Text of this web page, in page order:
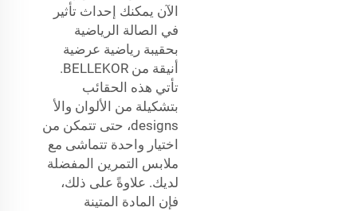
الآن يمكنك إحداث تأثير
في الصالة الرياضية
بحقيبة رياضية عرضية
أنيقة من BELLEKOR.
تأتي هذه الحقائب
بتشكيلة من الألوان والأ
designs، حتى تتمكن من
اختيار واحدة تتماشى مع
ملابس التمرين المفضلة
لديك. علاوةً على ذلك،
فإن المادة المتينة